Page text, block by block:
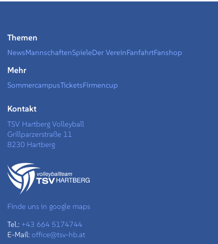
Finde uns in google maps
Tel.: +43 664 5174744
E-Mail: office@tsv-hb.at
Themen
NewsMannschaftenSpieleDer VereinFanfahrtFanshop
Mehr
SommercampusTicketsFirmencup
Kontakt
TSV Hartberg Volleyball
Grillparzerstraße 11
8230 Hartberg